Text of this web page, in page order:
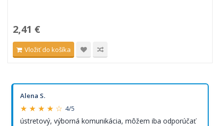
2,41 €
Vložiť do košíka
Alena S.
★ ★ ★ ★ ☆ 4/5
ústretový, výborná komunikácia, môžem iba odporúčať